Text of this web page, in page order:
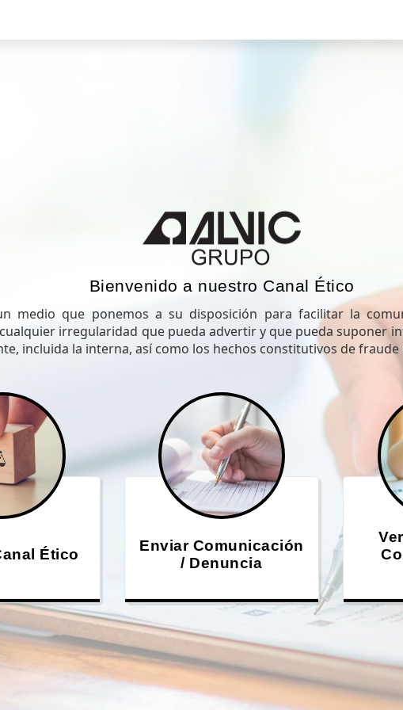
Bienvenido a nuestro Canal Ético
medio que ponemos a su disposición para facilitar la
irregularidad que pueda advertir y que pueda suponer
incluida la interna, así como los hechos constitutivos de fraude
Ético
Enviar Comunicación
/ Denuncia